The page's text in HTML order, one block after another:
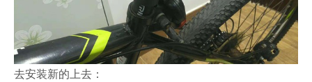
去安装新的上去：